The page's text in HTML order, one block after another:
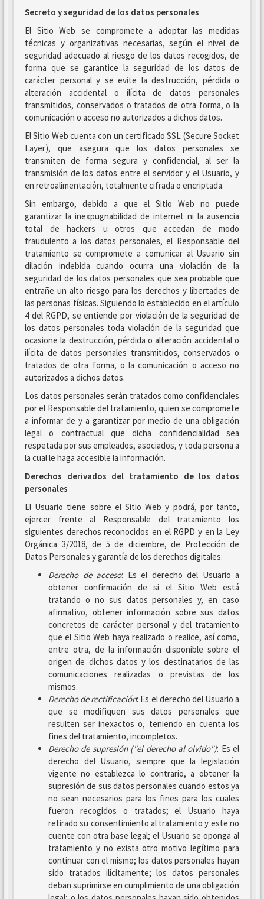
Secreto y seguridad de los datos personales
El Sitio Web se compromete a adoptar las medidas
técnicas y organizativas necesarias, según el nivel de
seguridad adecuado al riesgo de los datos recogidos, de
forma que se garantice la seguridad de los datos de
carácter personal y se evite la destrucción, pérdida o
alteración accidental o ilícita de datos personales
transmitidos, conservados o tratados de otra forma, o la
comunicación o acceso no autorizados a dichos datos.
El Sitio Web cuenta con un certificado SSL (Secure Socket
Layer), que asegura que los datos personales se
transmiten de forma segura y confidencial, al ser la
transmisión de los datos entre el servidor y el Usuario, y
en retroalimentación, totalmente cifrada o encriptada.
Sin embargo, debido a que el Sitio Web no puede
garantizar la inexpugnabilidad de internet ni la ausencia
total de hackers u otros que accedan de modo
fraudulento a los datos personales, el Responsable del
tratamiento se compromete a comunicar al Usuario sin
dilación indebida cuando ocurra una violación de la
seguridad de los datos personales que sea probable que
entrañe un alto riesgo para los derechos y libertades de
las personas físicas. Siguiendo lo establecido en el artículo
4 del RGPD, se entiende por violación de la seguridad de
los datos personales toda violación de la seguridad que
ocasione la destrucción, pérdida o alteración accidental o
ilícita de datos personales transmitidos, conservados o
tratados de otra forma, o la comunicación o acceso no
autorizados a dichos datos.
Los datos personales serán tratados como confidenciales
por el Responsable del tratamiento, quien se compromete
a informar de y a garantizar por medio de una obligación
legal o contractual que dicha confidencialidad sea
respetada por sus empleados, asociados, y toda persona a
la cual le haga accesible la información.
Derechos derivados del tratamiento de los datos
personales
El Usuario tiene sobre el Sitio Web y podrá, por tanto,
ejercer frente al Responsable del tratamiento los
siguientes derechos reconocidos en el RGPD y en la Ley
Orgánica 3/2018, de 5 de diciembre, de Protección de
Datos Personales y garantía de los derechos digitales:
Derecho de acceso: Es el derecho del Usuario a
obtener confirmación de si el Sitio Web está
tratando o no sus datos personales y, en caso
afirmativo, obtener información sobre sus datos
concretos de carácter personal y del tratamiento
que el Sitio Web haya realizado o realice, así como,
entre otra, de la información disponible sobre el
origen de dichos datos y los destinatarios de las
comunicaciones realizadas o previstas de los
mismos.
Derecho de rectificación: Es el derecho del Usuario a
que se modifiquen sus datos personales que
resulten ser inexactos o, teniendo en cuenta los
fines del tratamiento, incompletos.
Derecho de supresión ("el derecho al olvido"): Es el
derecho del Usuario, siempre que la legislación
vigente no establezca lo contrario, a obtener la
supresión de sus datos personales cuando estos ya
no sean necesarios para los fines para los cuales
fueron recogidos o tratados; el Usuario haya
retirado su consentimiento al tratamiento y este no
cuente con otra base legal; el Usuario se oponga al
tratamiento y no exista otro motivo legítimo para
continuar con el mismo; los datos personales hayan
sido tratados ilícitamente; los datos personales
deban suprimirse en cumplimiento de una obligación